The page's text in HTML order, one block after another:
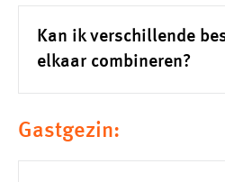
Kan ik verschillende
elkaar combineren?
Gastgezin: